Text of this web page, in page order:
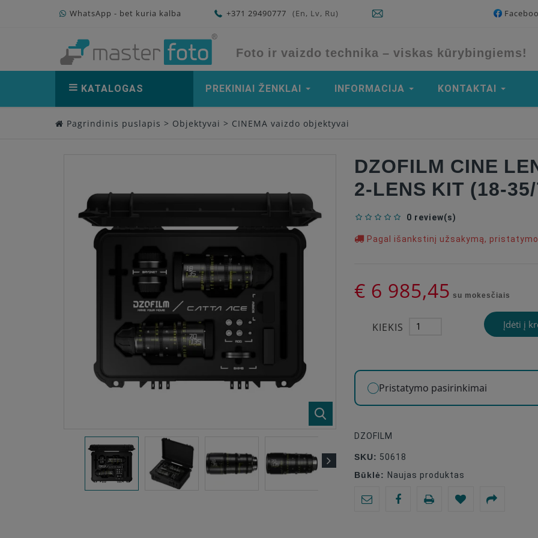
WhatsApp - bet kuria kalba +371 29490777 (En, Lv, Ru)
Foto ir vaizdo technika – viskas kūrybingiems!
KATALOGAS PREKINIAI ŽENKLAI INFORMACIJA KONTAKTAI
Pagrindinis puslapis > Objektyvai > CINEMA vaizdo objektyvai
DZOFILM CINE
2-LENS KIT (18-
0 review(s)
Pagal išankstinį užsakymą,
€ 6 985,45 su mokesčiais
KIEKIS Įdėti į
Pristatymo pasirinkimai
DZOFILM
SKU: 50618
Būklė: Naujas produktas